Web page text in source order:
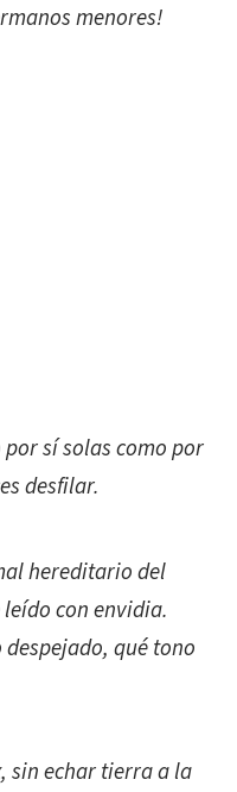
menores!
sí solas como por
desfilar.
hereditario del
con envidia.
qué tono
sin echar tierra a la